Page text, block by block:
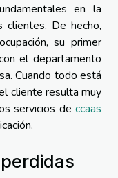
en la
clientes. De hecho,
su primer
el departamento
Cuando todo está
cliente resulta muy
servicios de ccaas